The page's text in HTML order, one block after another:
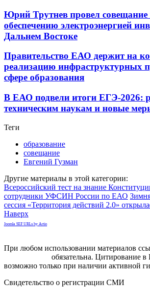
Юрий Трутнев провел совещание
обеспечению электроэнергией
Дальнем Востоке
Правительство ЕАО держит на
реализацию инфраструктурных
сфере образования
В ЕАО подвели итоги ЕГЭ-2026:
техническим наукам и новые
Теги
образование
совещание
Евгений Гузман
Другие материалы в этой категории:
Всероссийский тест на знание
сотрудники УФСИН России по ЕАО
сессия «Территория действий 2.0»
Наверх
Joomla SEF URLs by Artio
При любом использовании материалов
обязательна. Цитирование в
возможно только при наличии активной
Свидетельство о регистрации СМИ